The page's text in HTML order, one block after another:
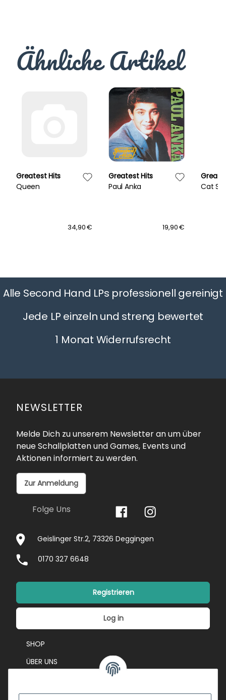
Ähnliche Artikel
Greatest Hits
Queen
34,90 €
Greatest Hits
Paul Anka
19,90 €
Cat
Alle Second Hand LPs professionell gereinigt
Jede LP einzeln und streng bewertet
1 Monat Widerrufsrecht
NEWSLETTER
Melde Dich zu unserem Newsletter an um über
neue Schallplatten und Games, Events und
Aktionen informiert zu werden.
Zur Anmeldung
Folge Uns
Geislinger Str.2, 73326 Deggingen
0170 327 6648
Registrieren
Log in
SHOP
ÜBER UNS